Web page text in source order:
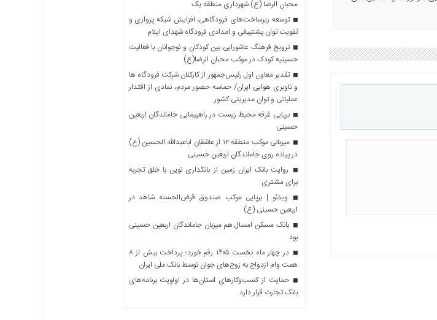
محبان الرضا (ع) شهرداری منطقه یک
توسعه زیرساخت‌های فرودگاهی، افزایش شبکه پروازی و
تقویت توان پشتیبانی و امدادی فرودگاه شهدای ایلام
ترویج فرهنگ عاشورایی بین کودکان و نوجوانان با فعالیت
حسینیه کودک در موکب محبان الرضا(ع)
تقدیر معاون اول رئیس‌جمهور از کارکنان شرکت فرودگاه ها
و ناوبری هوایی ایران/ حماسه حضور مردم، نمادی از اقتدار
عملیاتی و توان مدیریتی کشور
برپایی غرفه محیط زیست در راهپیمایی جاماندگان اربعین
حسینی
میزبانی موکب منطقه ۱۲ از عاشقان اباعبدالله الحسین (ع)
در پیاده روی جاماندگان اربعین حسینی
روایت بانک ایران زمین از بانکداری نوین با خلق تجربه
برای مشتری
ویدئو | برپایی موکب صندوق قرض‌الحسنه شاهد در
اربعین حسینی (ع)
بانک مسکن امسال هم میزبان جاماندگان اربعین حسینی
بود
در چهار ماه نخست ۱۴۰۵ رقم خورد؛ پرداخت بیش از ۸
همت وام ازدواج به زوج‌های جوان توسط بانک ملی ایران
حمایت از کسب‌وکارهای استان‌ها در اولویت برنامه‌های
بانک تجارت قرار دارد